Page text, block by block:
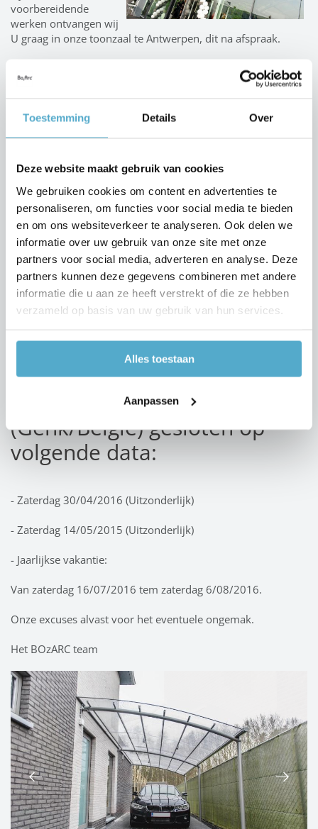
Toestemming Details Over
Deze website maakt gebruik van cookies
We gebruiken cookies om content en advertenties te
personaliseren, om functies voor social media te bieden
en om ons websiteverkeer te analyseren. Ook delen we
informatie over uw gebruik van onze site met onze
partners voor social media, adverteren en analyse. Deze
partners kunnen deze gegevens combineren met andere
informatie die u aan ze heeft verstrekt of die ze hebben
verzameld op basis van uw gebruik van hun services.
Alles toestaan
Aanpassen
voorbereidende
werken ontvangen wij
U graag in onze toonzaal te Antwerpen, dit na afspraak.
Boomsesteenweg 41 bus 2
Tel: 03 455 90 67
Zomervakantie 2018 -
Limburg
Jaarlijkse vakantie verdeler
Limburg:
Patrick De Proost (Limburg):
Toonzaal Limburg
(Genk/Belgie) gesloten op
volgende data:
- Zaterdag 30/04/2016 (Uitzonderlijk)
- Zaterdag 14/05/2015 (Uitzonderlijk)
- Jaarlijkse vakantie:
Van zaterdag 16/07/2016 tem zaterdag 6/08/2016.
Onze excuses alvast voor het eventuele ongemak.
Het BOzARC team